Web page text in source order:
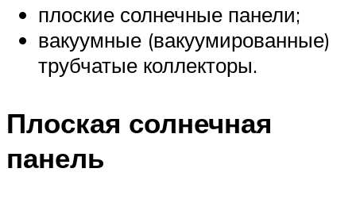
плоские солнечные панели;
вакуумные (вакуумированные)
трубчатые коллекторы.
Плоская солнечная
панель